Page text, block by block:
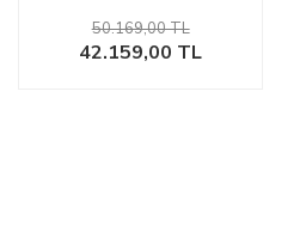
42.159,00 TL
50.169,00 TL